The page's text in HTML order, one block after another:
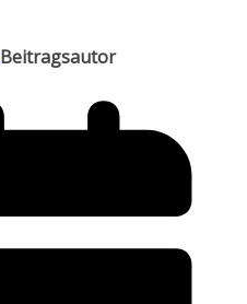
Beitragsautor